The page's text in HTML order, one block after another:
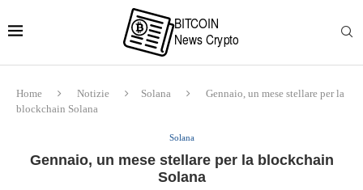
Home Notizie Solana
Gennaio, un mese stellare per la
blockchain Solana
Solana
Gennaio, un mese stellare per la blockchain
Solana